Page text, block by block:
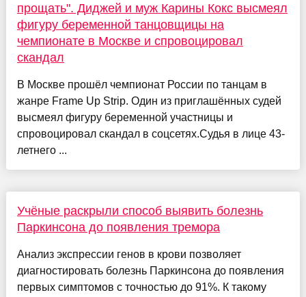
прощать". Диджей и муж Карины Кокс высмеял
фигуру беременной танцовщицы на
чемпионате в Москве и спровоцировал
скандал
В Москве прошёл чемпионат России по танцам в
жанре Frame Up Strip. Один из приглашённых судей
высмеял фигуру беременной участницы и
спровоцировал скандал в соцсетях.Судья в лице 43-
летнего ...
Учёные раскрыли способ выявить болезнь
Паркинсона до появления тремора
Анализ экспрессии генов в крови позволяет
диагностировать болезнь Паркинсона до появления
первых симптомов с точностью до 91%. К такому